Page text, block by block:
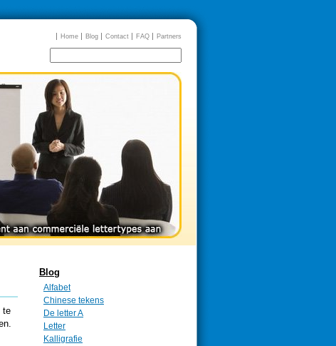
Home Blog Contact FAQ Partners
te
Blog
Alfabet
Chinese tekens
De letter A
Letter
Kalligrafie